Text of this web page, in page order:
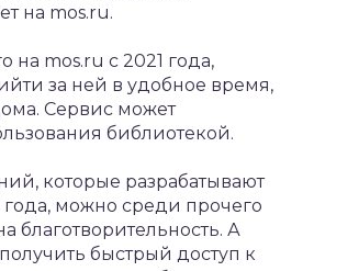
на mos.ru.
mos.ru с 2021 года,
за ней в удобное время,
Сервис может
библиотекой.
которые разрабатывают
можно среди прочего
благотворительность. А
быстрый доступ к